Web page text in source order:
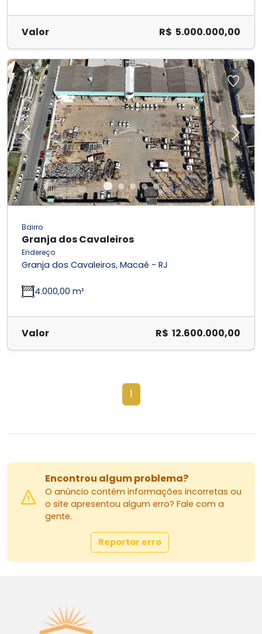
Valor R$ 5.000.000,00
Previous Next
Bairro
Granja dos Cavaleiros
Endereço
Granja dos Cavaleiros, Macaé - RJ
4.000,00 m²
Valor R$ 12.600.000,00
1
Encontrou algum problema?
O anúncio contém informações incorretas ou
o site apresentou algum erro? Fale com a
gente.
Reportar erro